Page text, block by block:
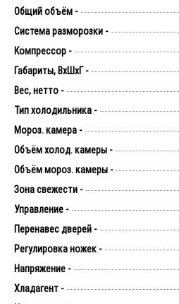
Общий объём -
Система разморозки -
Компрессор -
Габариты, ВхШхГ -
Вес, нетто -
Тип холодильника -
Мороз. камера -
Объём холод. камеры -
Объём мороз. камеры -
Зона свежести -
Управление -
Перенавес дверей -
Регулировка ножек -
Напряжение -
Хладагент -